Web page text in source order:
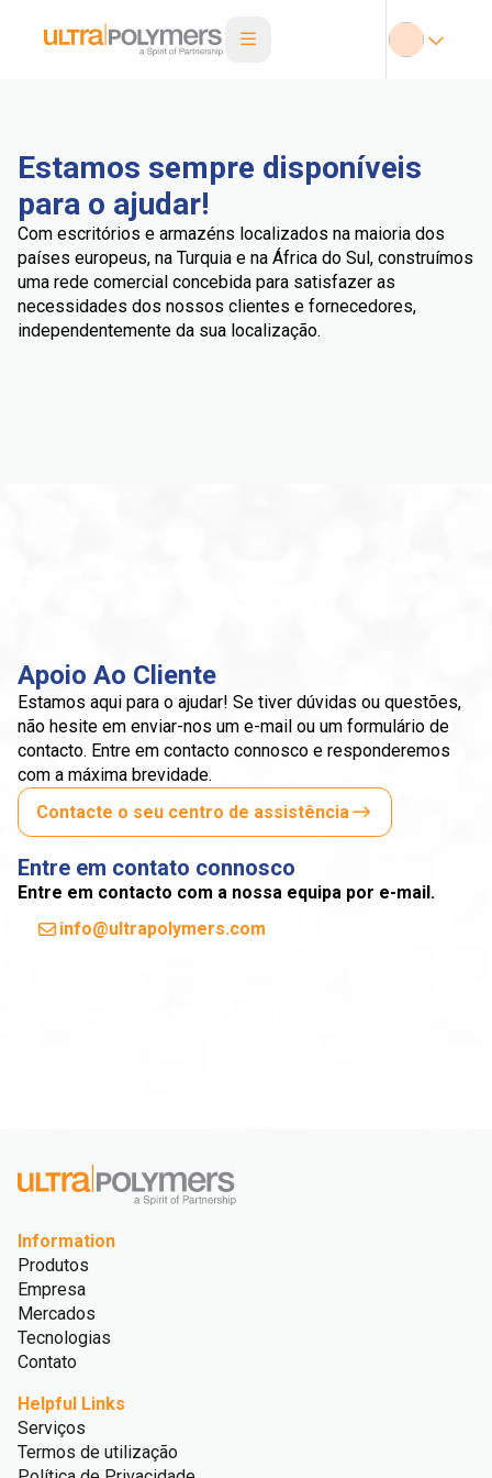
Estamos sempre disponíveis
para o ajudar!
Com escritórios e armazéns localizados na maioria dos
países europeus, na Turquia e na África do Sul, construímos
uma rede comercial concebida para satisfazer as
necessidades dos nossos clientes e fornecedores,
independentemente da sua localização.
Apoio Ao Cliente
Estamos aqui para o ajudar! Se tiver dúvidas ou questões,
não hesite em enviar-nos um e-mail ou um formulário de
contacto. Entre em contacto connosco e responderemos
com a máxima brevidade.
Contacte o seu centro de assistência
Entre em contato connosco
Entre em contacto com a nossa equipa por e-mail.
info@ultrapolymers.com
Information
Produtos
Empresa
Mercados
Tecnologias
Contato
Helpful Links
Serviços
Termos de utilização